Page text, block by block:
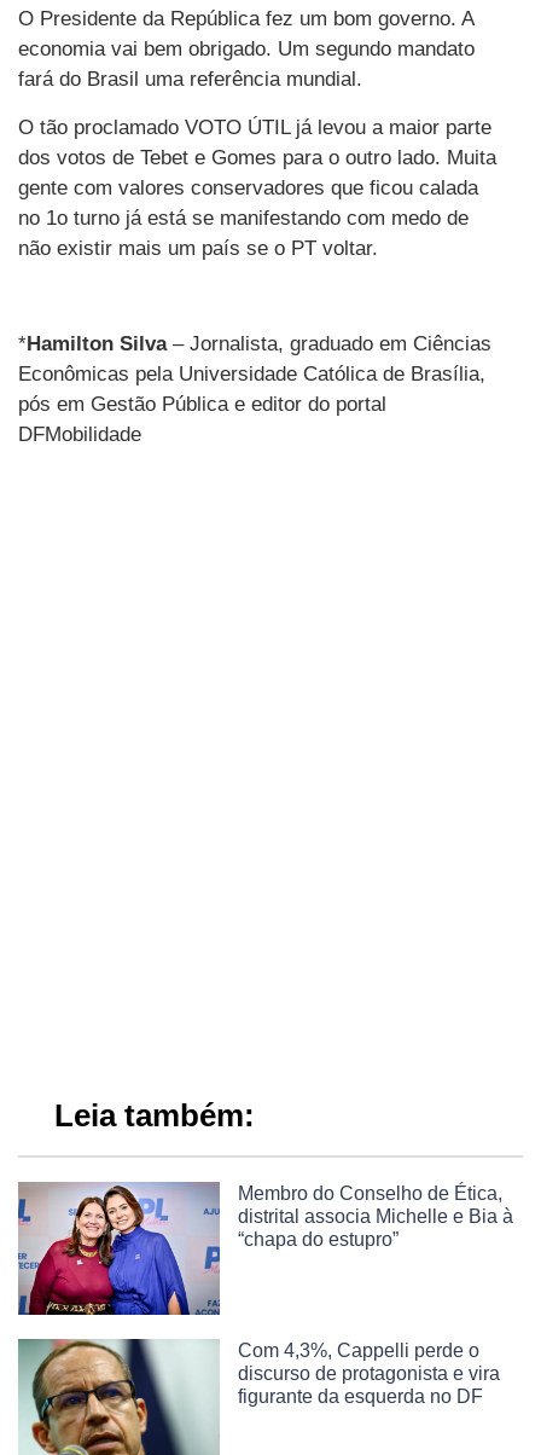
O Presidente da República fez um bom governo. A
economia vai bem obrigado. Um segundo mandato
fará do Brasil uma referência mundial.
O tão proclamado VOTO ÚTIL já levou a maior parte
dos votos de Tebet e Gomes para o outro lado. Muita
gente com valores conservadores que ficou calada
no 1o turno já está se manifestando com medo de
não existir mais um país se o PT voltar.
*Hamilton Silva– Jornalista, graduado em Ciências
Econômicas pela Universidade Católica de Brasília,
pós em Gestão Pública e editor do portal
DFMobilidade
Leia também:
Membro do Conselho de Ética,
distrital associa Michelle e Bia à
“chapa do estupro”
Com 4,3%, Cappelli perde o
discurso de protagonista e vira
figurante da esquerda no DF